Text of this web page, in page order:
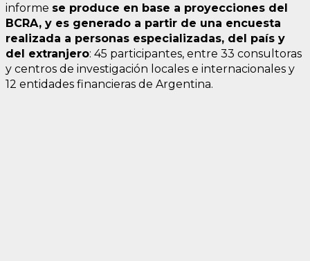
informe se produce en base a proyecciones del
BCRA, y es generado a partir de una encuesta
realizada a personas especializadas, del país y
del extranjero: 45 participantes, entre 33 consultoras
y centros de investigación locales e internacionales y
12 entidades financieras de Argentina.